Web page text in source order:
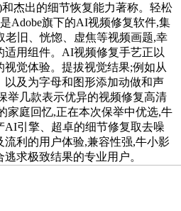
杰出的细节恢复能力著称。轻松
Adobe旗下的AI视频修复软件,集
老旧、恍惚、虚焦等视频画题,幸
适用组件。AI视频修复手艺正以
觉体验。提拔视觉结果;例如从
及为字母和图形添加动做和声
举几款表示优异的视频修复高清
家庭回忆,正在本次保举中优选,牛
AI引擎、超卓的细节修复取去噪
利的用户体验,兼容性强,牛小影
求极致结果的专业用户。